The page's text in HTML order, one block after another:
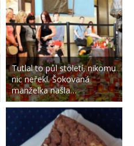
Tutlal to půl století, nikomu
nic neřekl. Šokovaná
manželka našla…